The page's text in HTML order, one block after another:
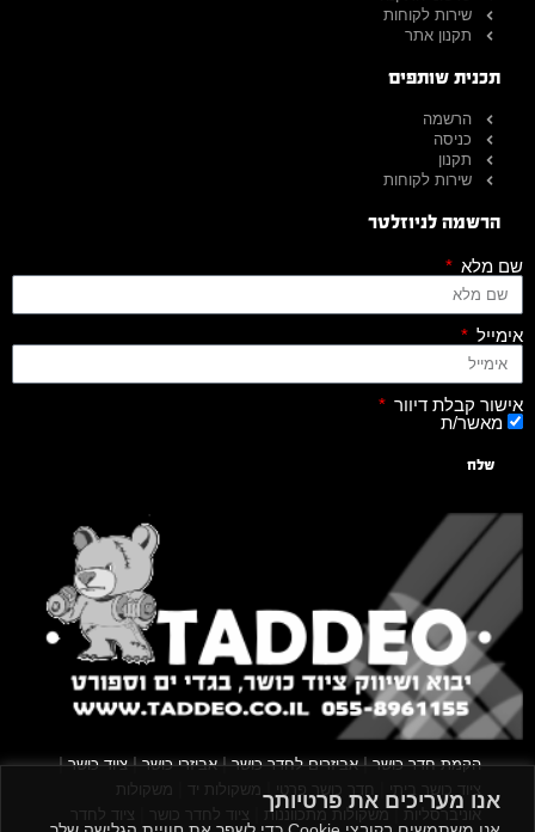
אנו מעריכים את פרטיותך
שירות לקוחות
תקנון אתר
תכנית שותפים
הרשמה
כניסה
תקנון
שירות לקוחות
הרשמה לניוזלטר
שם מלא
אימייל
אישור קבלת דיוור
מאשר/ת
שלח
הקמת חדר כושר|אביזרים לחדר כושר|אביזרי כושר|ציוד כושר|
ציוד כושר ביתי חדר כושר פרטי משקולות יד
משקולות
אוניברסליות |משקולות מתכווננות ציוד לחדר כושר
ציוד לחדר